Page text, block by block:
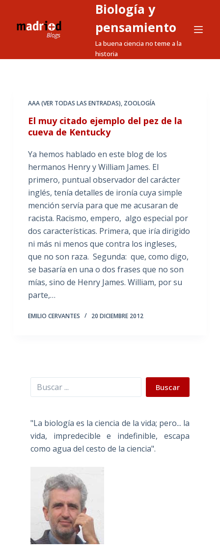
a
Biología y
pensamiento
La buena ciencia no teme a la
historia
AAA (VER TODAS LAS ENTRADAS), ZOOLOGÍA
El muy citado ejemplo del pez de la
cueva de Kentucky
Ya hemos hablado en este blog de los
hermanos Henry y William James. El
primero, puntual observador del carácter
inglés, tenía detalles de ironía cuya simple
mención servía para que me acusaran de
racista. Racismo, empero, algo especial por
dos características. Primera, que iría dirigido
ni más ni menos que contra los ingleses,
que no son raza. Segunda: que, como digo,
se basaría en una o dos frases que no son
mías, sino de Henry James. William, por su
parte,…
EMILIO CERVANTES 20 DICIEMBRE 2012
Buscar Buscar
"La biología es la ciencia de la vida; pero... la
vida, impredecible e indefinible, escapa
como agua del cesto de la ciencia".